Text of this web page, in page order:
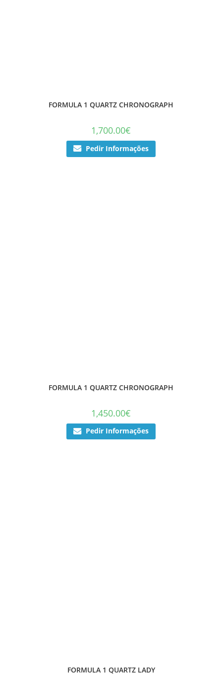
FORMULA 1 QUARTZ CHRONOGRAPH
1,700.00€
Pedir Informações
FORMULA 1 QUARTZ CHRONOGRAPH
1,450.00€
Pedir Informações
FORMULA 1 QUARTZ LADY